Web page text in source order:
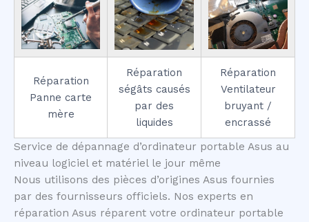
Réparation
Panne carte
mère
Réparation
ségâts causés
par des
liquides
Réparation
Ventilateur
bruyant /
encrassé
Service de dépannage d’ordinateur portable Asus au
niveau logiciel et matériel le jour même
Nous utilisons des pièces d’origines Asus fournies
par des fournisseurs officiels. Nos experts en
réparation Asus réparent votre ordinateur portable